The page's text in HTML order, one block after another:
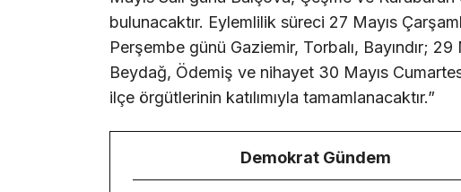
bulunacaktır. Eylemlilik süreci 27 Mayıs
Perşembe günü Gaziemir, Torbalı, Bayındır;
Beydağ, Ödemiş ve nihayet 30 Mayıs
ilçe örgütlerinin katılımıyla tamamlanacaktır.”
Demokrat Gündem